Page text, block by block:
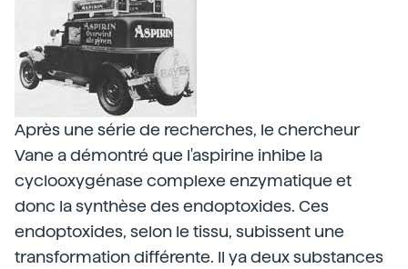
Après une série de recherches, le chercheur
Vane a démontré que l'aspirine inhibe la
cyclooxygénase complexe enzymatique et
donc la synthèse des endoptoxides. Ces
endoptoxides, selon le tissu, subissent une
transformation différente. Il ya deux substances